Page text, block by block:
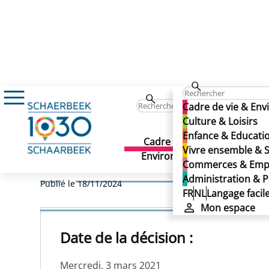
Cadre de vie &
Culture & Loisirs
Enfance &
Vivre ensemble &
Commerces &
Administration &
FRNLLangage
Mon espace
Cadre de vie &
Environnement
Culture
Règlement de Police concernant
Règlement de Police
commerciales -
Règlement de Police
commerciales -
Publié le 18/11/2024
Date de la décision :
Mercredi, 3 mars 2021